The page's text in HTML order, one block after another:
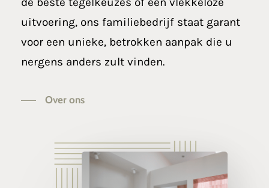
uitvoering, ons familiebedrijf staat garant
voor een unieke, betrokken aanpak die u
nergens anders zult vinden.
Over ons